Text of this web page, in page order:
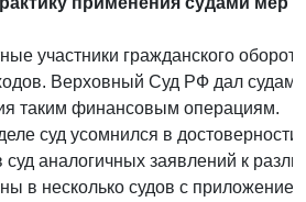
участники гражданского
Верховный Суд РФ дал
таким финансовым операциям.
суд усомнился в достоверности
суд аналогичных заявлений к
в несколько судов с